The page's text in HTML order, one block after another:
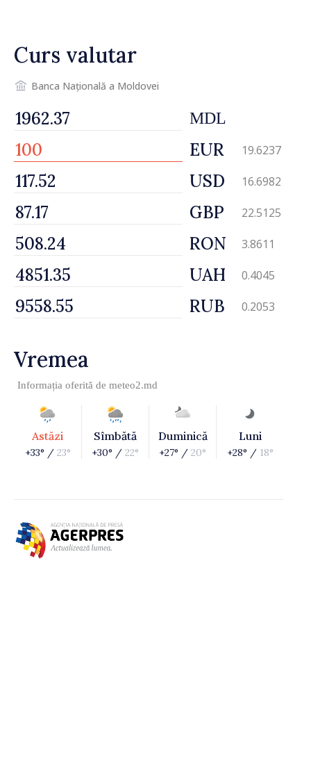
Curs valutar
Banca Națională a Moldovei
MDL
EUR 19.6237
USD 16.6982
GBP 22.5125
RON 3.8611
UAH 0.4045
RUB 0.2053
Vremea
Informația oferită de meteo2.md
Astăzi
+33° / 23°
Sîmbătă
+30° / 22°
Duminică
+27° / 20°
Luni
+28° / 18°